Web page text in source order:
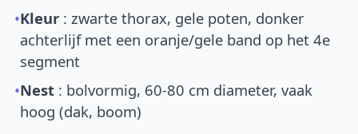
•Kleur : zwarte thorax, gele poten, donker
achterlijf met een oranje/gele band op het 4e
segment
•Nest : bolvormig, 60-80 cm diameter, vaak
hoog (dak, boom)